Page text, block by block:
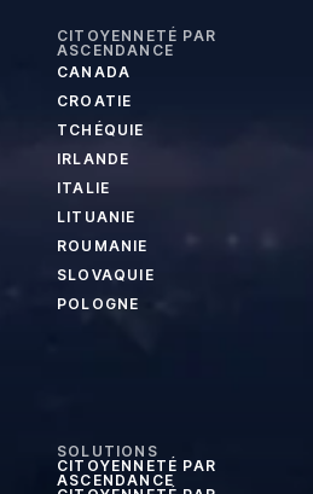
CITOYENNETÉ PAR
ASCENDANCE
CANADA
CROATIE
TCHÉQUIE
IRLANDE
ITALIE
LITUANIE
ROUMANIE
SLOVAQUIE
POLOGNE
SOLUTIONS
CITOYENNETÉ PAR
ASCENDANCE